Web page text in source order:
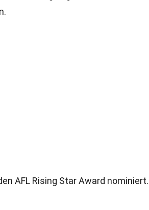
AFL Rising Star Award nominiert.